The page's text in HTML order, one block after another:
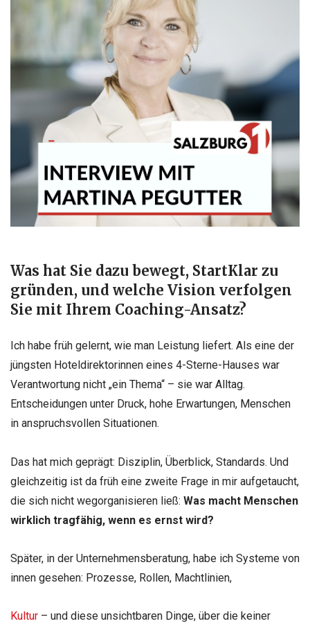
Was hat Sie dazu bewegt, StartKlar zu
gründen, und welche Vision verfolgen
Sie mit Ihrem Coaching-Ansatz?
Ich habe früh gelernt, wie man Leistung liefert. Als eine der
jüngsten Hoteldirektorinnen eines 4-Sterne-Hauses war
Verantwortung nicht „ein Thema“ – sie war Alltag.
Entscheidungen unter Druck, hohe Erwartungen, Menschen
in anspruchsvollen Situationen.
Das hat mich geprägt: Disziplin, Überblick, Standards. Und
gleichzeitig ist da früh eine zweite Frage in mir aufgetaucht,
die sich nicht wegorganisieren ließ: Was macht Menschen
wirklich tragfähig, wenn es ernst wird?
Später, in der Unternehmensberatung, habe ich Systeme von
innen gesehen: Prozesse, Rollen, Machtlinien,
Kultur – und diese unsichtbaren Dinge, über die keiner